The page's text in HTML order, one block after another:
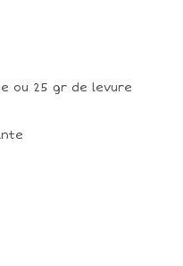
ou 25 gr de levure